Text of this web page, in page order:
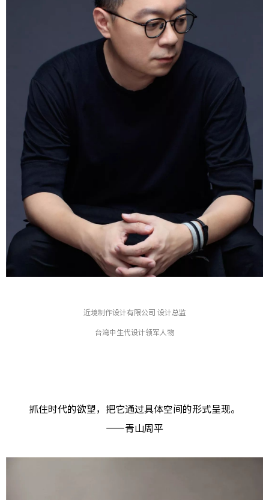
近境制作设计有限公司 设计总监
台湾中生代设计领军人物
抓住时代的欲望，把它通过具体空间的形式呈现。
——青山周平